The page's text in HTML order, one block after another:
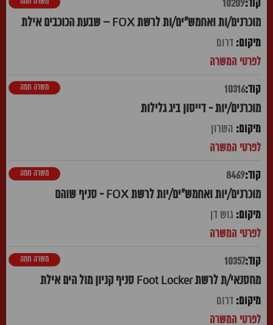
10209
מוכרנים/ות ואחמש"ים/ות לרשת FOX – שבעת הכוכבים אילת
דרום
10316
מוכרנים/יות - דייסון ביג גלילות
משרה חמה
השרון
8469
מוכרנים/יות ואחמש"ים/יות לרשת FOX - סניף שוהם
משרה חמה
גוש דן
10357
מחסנאי/ת לרשת Foot Locker סניף קניון מול הים אילת
משרה חמה
דרום